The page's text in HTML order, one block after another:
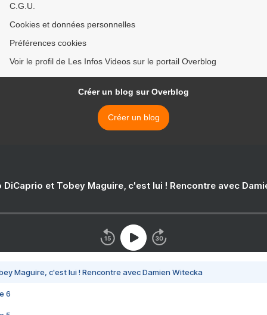
C.G.U.
Cookies et données personnelles
Préférences cookies
Voir le profil de Les Infos Videos sur le portail Overblog
Créer un blog sur Overblog
Créer un blog
DiCaprio et Tobey Maguire, c'est lui ! Rencontre avec
Maguire, c'est lui ! Rencontre avec Damien Witecka
6